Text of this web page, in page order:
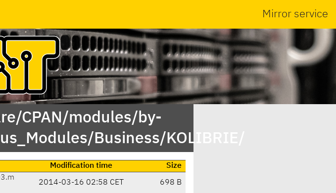
Mirror service
CPAN/modules/by-
Business/KOLIBRIE/
Modification time
Size
2014-03-16 02:58 CET 698 B